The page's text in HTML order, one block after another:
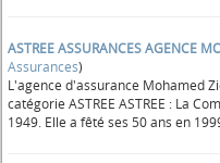
ASTREE ASSURANCES AGENCE
Assurances)
L'agence d'assurance Mohamed
catégorie ASTREE ASTREE : La
1949. Elle a fêté ses 50 ans en